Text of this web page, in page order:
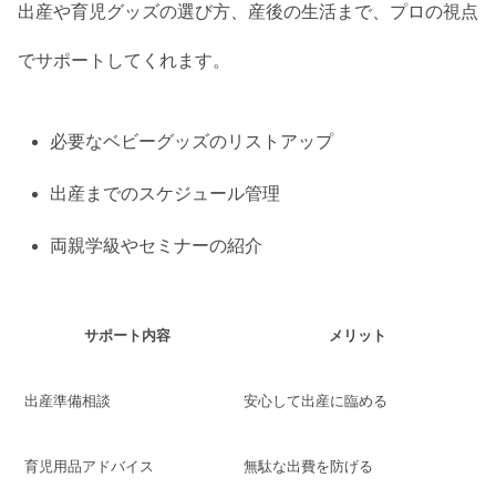
出産や育児グッズの選び方、産後の生活まで、プロの視点
でサポートしてくれます。
必要なベビーグッズのリストアップ
出産までのスケジュール管理
両親学級やセミナーの紹介
サポート内容 メリット
出産準備相談 安心して出産に臨める
育児用品アドバイス 無駄な出費を防げる